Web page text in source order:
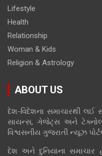
Lifestyle
Health
Relationship
Woman & Kids
Religion & Astrology
ABOUT US
દેશ-વિદેશના સમાચારથી લઈ
સાયન્સ, ગેજેટ્સ અને
વિશ્વસનીય ગુજરાતી ન્યૂઝ
દેશ અને દુનિયાના સમાચાર